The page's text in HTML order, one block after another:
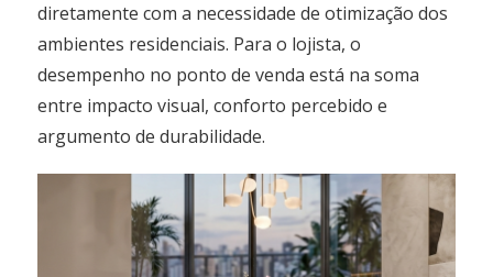
diretamente com a necessidade de otimização dos
ambientes residenciais. Para o lojista, o
desempenho no ponto de venda está na soma
entre impacto visual, conforto percebido e
argumento de durabilidade.